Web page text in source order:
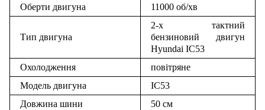
Оберти двигуна
11000 об/хв
Тип двигуна
2-х тактний
бензиновий двигун
Hyundai IC53
Охолодження
повітряне
Модель двигуна
IC53
Довжина шини
50 см